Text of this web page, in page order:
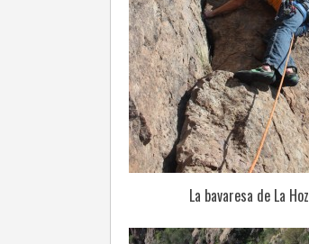
La bavaresa de La Hoz